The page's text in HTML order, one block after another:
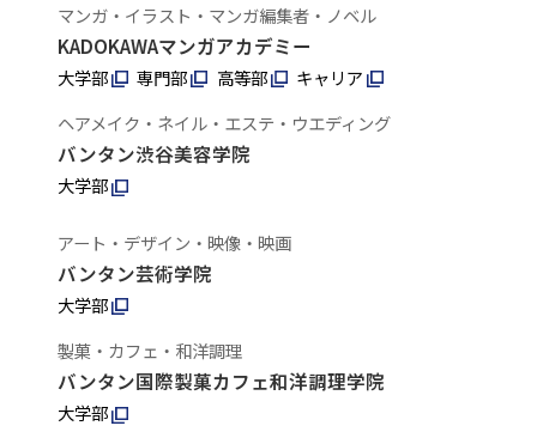
マンガ・イラスト・マンガ編集者・ノベル
KADOKAWAマンガアカデミー
大学部 専門部 高等部
キャリア
ヘアメイク・ネイル・エステ・ウエディング
バンタン渋谷美容学院
大学部
アート・デザイン・映像・映画
バンタン芸術学院
大学部
製菓・カフェ・和洋調理
バンタン国際製菓カフェ和洋調理学院
大学部